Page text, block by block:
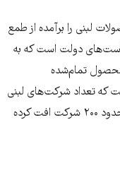
لبنی را برآمده از طمع
دولت است که به
محصول تمام‌شده
که تعداد شرکت‌های لبنی
ایران از بیش از ۱۰۰۰ شرکت در دهه ۸۰ به حدود ۲۰۰ شرکت افت کرده